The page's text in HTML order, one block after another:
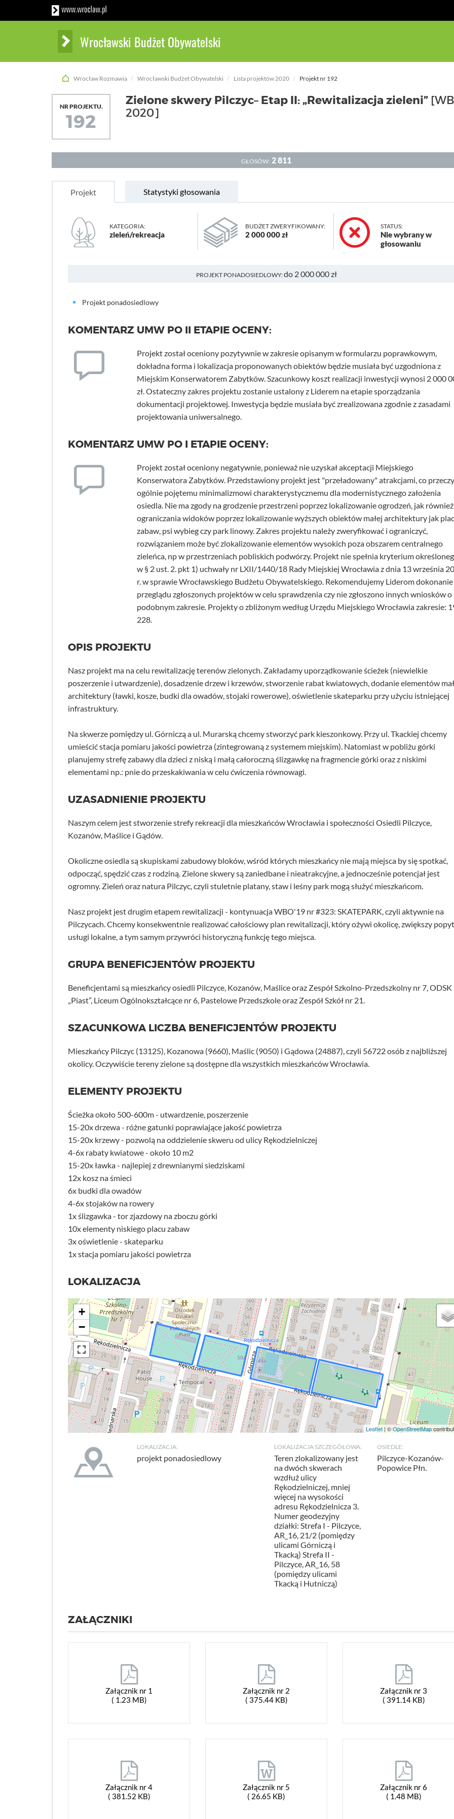
Wrocławski Budżet Obywatelski
Wrocław Rozmawia Wrocławski Budżet Obywatelski Lista projektów 2020 Projekt nr 192
NR PROJEKTU.
192
Zielone skwery Pilczyc– Etap II: „Rewitalizacja zieleni”
2020]
GŁOSÓW: 2 811
Projekt Statystyki głosowania
KATEGORIA:
zieleń/rekreacja
BUDŻET ZWERYFIKOWANY:
2 000 000 zł
STATUS:
Nie wybrany w
głosowaniu
PROJEKT PONADOSIEDLOWY:do 2 000 000 zł
Projekt ponadosiedlowy
KOMENTARZ UMW PO II ETAPIE OCENY:
Projekt został oceniony pozytywnie w zakresie opisanym w formularzu poprawkowym,
dokładna forma i lokalizacja proponowanych obiektów będzie musiała być uzgodniona z
Miejskim Konserwatorem Zabytków. Szacunkowy koszt realizacji inwestycji wynosi 2 000
zł. Ostateczny zakres projektu zostanie ustalony z Liderem na etapie sporządzania
dokumentacji projektowej. Inwestycja będzie musiała być zrealizowana zgodnie z zasadami
projektowania uniwersalnego.
KOMENTARZ UMW PO I ETAPIE OCENY:
Projekt został oceniony negatywnie, ponieważ nie uzyskał akceptacji Miejskiego
Konserwatora Zabytków. Przedstawiony projekt jest "przeładowany" atrakcjami, co przeczy
ogólnie pojętemu minimalizmowi charakterystycznemu dla modernistycznego założenia
osiedla. Nie ma zgody na grodzenie przestrzeni poprzez lokalizowanie ogrodzeń, jak również
ograniczania widoków poprzez lokalizowanie wyższych obiektów małej architektury jak plac
zabaw, psi wybieg czy park linowy. Zakres projektu należy zweryfikować i ograniczyć,
rozwiązaniem może być zlokalizowanie elementów wysokich poza obszarem centralnego
zieleńca, np w przestrzeniach pobliskich podwórzy. Projekt nie spełnia kryterium
w § 2 ust. 2. pkt 1) uchwały nr LXII/1440/18 Rady Miejskiej Wrocławia z dnia 13 września
r. w sprawie Wrocławskiego Budżetu Obywatelskiego. Rekomendujemy Liderom dokonanie
przeglądu zgłoszonych projektów w celu sprawdzenia czy nie zgłoszono innych wniosków o
podobnym zakresie. Projekty o zbliżonym według Urzędu Miejskiego Wrocławia zakresie:
228.
OPIS PROJEKTU
Nasz projekt ma na celu rewitalizację terenów zielonych. Zakładamy uporządkowanie ścieżek (niewielkie
poszerzenie i utwardzenie), dosadzenie drzew i krzewów, stworzenie rabat kwiatowych, dodanie elementów
architektury (ławki, kosze, budki dla owadów, stojaki rowerowe), oświetlenie skateparku przy użyciu istniejącej
infrastruktury.
Na skwerze pomiędzy ul. Górniczą a ul. Murarską chcemy stworzyć park kieszonkowy. Przy ul. Tkackiej chcemy
umieścić stacja pomiaru jakości powietrza (zintegrowaną z systemem miejskim). Natomiast w pobliżu górki
planujemy strefę zabawy dla dzieci z niską i małą całoroczną ślizgawkę na fragmencie górki oraz z niskimi
elementami np.: pnie do przeskakiwania w celu ćwiczenia równowagi.
UZASADNIENIE PROJEKTU
Naszym celem jest stworzenie strefy rekreacji dla mieszkańców Wrocławia i społeczności Osiedli Pilczyce,
Kozanów, Maślice i Gądów.
Okoliczne osiedla są skupiskami zabudowy bloków, wśród których mieszkańcy nie mają miejsca by się spotkać,
odpocząć, spędzić czas z rodziną. Zielone skwery są zaniedbane i nieatrakcyjne, a jednocześnie potencjał jest
ogromny. Zieleń oraz natura Pilczyc, czyli stuletnie platany, staw i leśny park mogą służyć mieszkańcom.
Nasz projekt jest drugim etapem rewitalizacji - kontynuacja WBO'19 nr #323: SKATEPARK, czyli aktywnie na
Pilczycach. Chcemy konsekwentnie realizować całościowy plan rewitalizacji, który ożywi okolicę, zwiększy
usługi lokalne, a tym samym przywróci historyczną funkcję tego miejsca.
GRUPA BENEFICJENTÓW PROJEKTU
Beneficjentami są mieszkańcy osiedli Pilczyce, Kozanów, Maślice oraz Zespół Szkolno-Przedszkolny nr 7, ODSK
„Piast”, Liceum Ogólnokształcące nr 6, Pastelowe Przedszkole oraz Zespół Szkół nr 21.
SZACUNKOWA LICZBA BENEFICJENTÓW PROJEKTU
Mieszkańcy Pilczyc (13125), Kozanowa (9660), Maślic (9050) i Gądowa (24887), czyli 56722 osób z najbliższej
okolicy. Oczywiście tereny zielone są dostępne dla wszystkich mieszkańców Wrocławia.
ELEMENTY PROJEKTU
Ścieżka około 500-600m - utwardzenie, poszerzenie
15-20x drzewa - różne gatunki poprawiające jakość powietrza
15-20x krzewy - pozwolą na oddzielenie skweru od ulicy Rękodzielniczej
4-6x rabaty kwiatowe - około 10 m2
15-20x ławka - najlepiej z drewnianymi siedziskami
12x kosz na śmieci
6x budki dla owadów
4-6x stojaków na rowery
1x ślizgawka - tor zjazdowy na zboczu górki
10x elementy niskiego placu zabaw
3x oświetlenie - skateparku
1x stacja pomiaru jakości powietrza
LOKALIZACJA
+
−
Leaflet| ©OpenStreetMap
LOKALIZACJA:
projekt ponadosiedlowy
LOKALIZACJA SZCZEGÓŁOWA:
Teren zlokalizowany jest
na dwóch skwerach
wzdłuż ulicy
Rękodzielniczej, mniej
więcej na wysokości
adresu Rękodzielnicza 3.
Numer geodezyjny
działki: Strefa I - Pilczyce,
AR_16, 21/2 (pomiędzy
ulicami Górniczą i
Tkacką) Strefa II -
Pilczyce, AR_16, 58
(pomiędzy ulicami
Tkacką i Hutniczą)
OSIEDLE:
Pilczyce-Kozanów-
Popowice Płn.
ZAŁĄCZNIKI
Załącznik nr 1
( 1.23 MB)
Załącznik nr 2
( 375.44 KB)
Załącznik nr 3
( 391.14 KB)
Załącznik nr 4
( 381.52 KB)
Załącznik nr 5
( 26.65 KB)
Załącznik nr 6
( 1.48 MB)